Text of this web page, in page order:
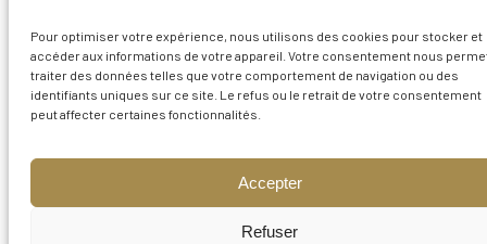
Pour optimiser votre expérience, nous utilisons des cookies pour stocker et
accéder aux informations de votre appareil. Votre consentement nous
traiter des données telles que votre comportement de navigation ou des
identifiants uniques sur ce site. Le refus ou le retrait de votre consentement
peut affecter certaines fonctionnalités.
Accepter
Refuser
conception –sblstudio